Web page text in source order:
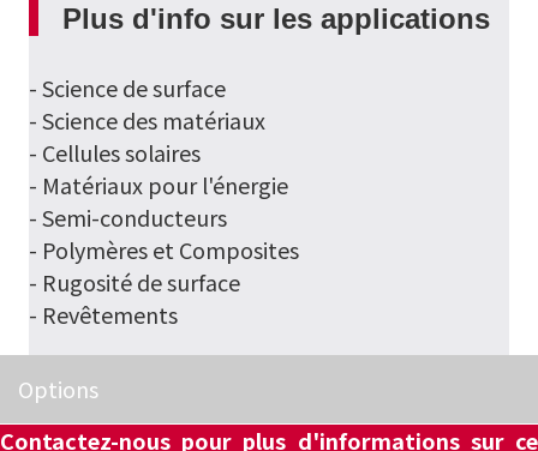
Plus d'info sur les applications
- Science de surface
-Science des matériaux
- Cellules solaires
- Matériaux pour l'énergie
-Semi-conducteurs
- Polymères et Composites
- Rugosité de surface
- Revêtements
Options
Contactez-nous pour plus d'informations sur ce